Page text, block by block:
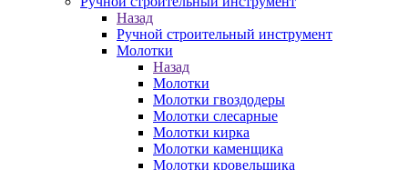
Назад
Ручной строительный инструмент
Молотки
Назад
Молотки
Молотки гвоздодеры
Молотки слесарные
Молотки кирка
Молотки каменщика
Молотки кровельщика